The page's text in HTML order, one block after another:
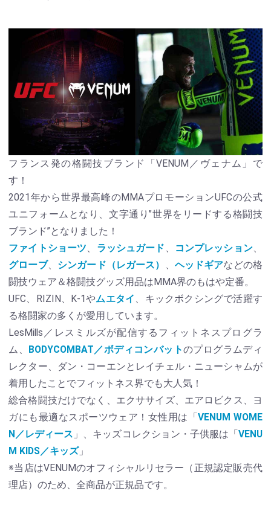
フランス発の格闘技ブランド「VENUM／ヴェナム」で
す！
2021年から世界最高峰のMMAプロモーションUFCの公式
ユニフォームとなり、文字通り”世界をリードする格闘技
ブランド”となりました！
ファイトショーツ
ラッシュガード コンプレッション、
グローブ、 シンガード（レガース） ヘッドギアなどの格
闘技ウェア＆格闘技グッズ用品はMMA界のもはや定番。
UFC、RIZIN、K-1やムエタイ
、キックボクシングで活躍す
る格闘家の多くが愛用しています。
LesMills／レスミルズが配信するフィットネスプログラ
ム、 BODYCOMBAT／ボディコンバットのプログラムディ
レクター、ダン・コーエンとレイチェル・ニューシャムが
着用したことでフィットネス界でも大人気！
総合格闘技だけでなく、エクササイズ、エアロビクス、ヨ
ガにも最適なスポーツウェア！女性用は「VENUM WOME
N／レディース 」、キッズコレクション・子供服は「VENU
M KIDS／キッズ」
※当店はVENUMのオフィシャルリセラー（正規認定販売代
理店）のため、全商品が正規品です。